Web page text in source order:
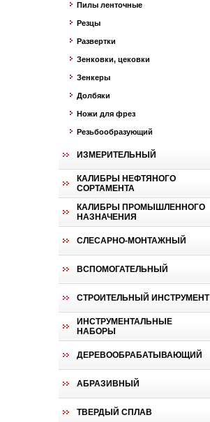
Пилы ленточные
Резцы
Развертки
Зенковки, цековки
Зенкеры
Долбяки
Ножи для фрез
Резьбообразующий
ИЗМЕРИТЕЛЬНЫЙ
КАЛИБРЫ НЕФТЯНОГО
СОРТАМЕНТА
КАЛИБРЫ ПРОМЫШЛЕННОГО
НАЗНАЧЕНИЯ
СЛЕСАРНО-МОНТАЖНЫЙ
ВСПОМОГАТЕЛЬНЫЙ
СТРОИТЕЛЬНЫЙ ИНСТРУМЕНТ
ИНСТРУМЕНТАЛЬНЫЕ
НАБОРЫ
ДЕРЕВООБРАБАТЫВАЮЩИЙ
АБРАЗИВНЫЙ
ТВЕРДЫЙ СПЛАВ